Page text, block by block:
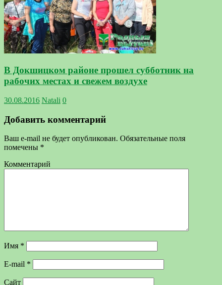
В Докшицком районе прошел субботник на
рабочих местах и свежем воздухе
30.08.2016 Natali 0
Добавить комментарий
Ваш e-mail не будет опубликован. Обязательные поля
помечены *
Комментарий
Имя *
E-mail *
Сайт